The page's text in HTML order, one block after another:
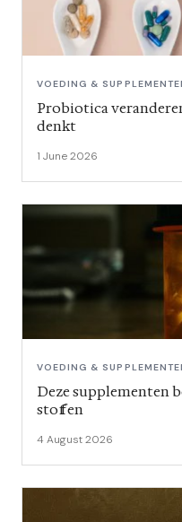
VOEDING &
Probiotica
denkt
1 June 2026
VOEDING &
Deze supplementen
stoffen
4 August 2026